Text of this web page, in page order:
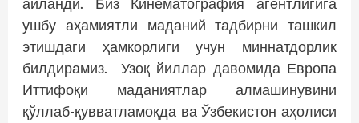
ушбу аҳамиятли маданий тадбирни ташкил
этишдаги ҳамкорлиги учун миннатдорлик
билдирамиз. Узоқ йиллар давомида Европа
Иттифоқи маданиятлар алмашинувини
қўллаб-қувватламоқда ва Ўзбекистон аҳолиси